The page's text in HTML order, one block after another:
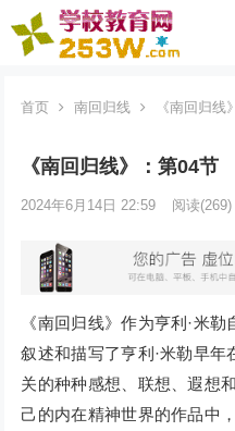
首页 南回归线 《南回归线
《南回归线》：第04节
2024年6月14日 22:59 阅读(269)
《南回归线》作为亨利·米
叙述和描写了亨利·米勒早
关的种种感想、联想、遐想
己的内在精神世界的作品中